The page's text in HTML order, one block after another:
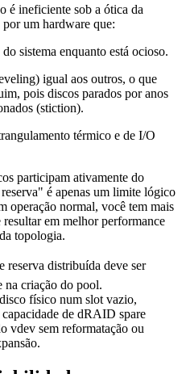
é ineficiente sob a ótica da
um hardware que:
sistema enquanto está ocioso.
igual aos outros, o que
pois discos parados por anos
(stiction).
térmico e de I/O
participam ativamente do
é apenas um limite lógico
operação normal, você tem mais
em melhor performance
topologia.
reserva distribuída deve ser
na criação do pool.
físico num slot vazio,
de dRAID spare
vdev sem reformatação ou